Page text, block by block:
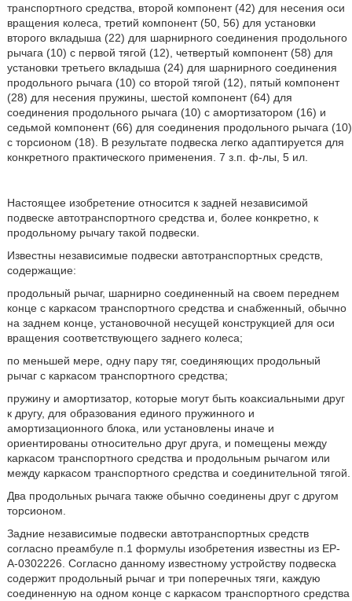
транспортного средства, второй компонент (42) для несения оси
вращения колеса, третий компонент (50, 56) для установки
второго вкладыша (22) для шарнирного соединения продольного
рычага (10) с первой тягой (12), четвертый компонент (58) для
установки третьего вкладыша (24) для шарнирного соединения
продольного рычага (10) со второй тягой (12), пятый компонент
(28) для несения пружины, шестой компонент (64) для
соединения продольного рычага (10) с амортизатором (16) и
седьмой компонент (66) для соединения продольного рычага (10)
с торсионом (18). В результате подвеска легко адаптируется для
конкретного практического применения. 7 з.п. ф-лы, 5 ил.
Настоящее изобретение относится к задней независимой
подвеске автотранспортного средства и, более конкретно, к
продольному рычагу такой подвески.
Известны независимые подвески автотранспортных средств,
содержащие:
продольный рычаг, шарнирно соединенный на своем переднем
конце с каркасом транспортного средства и снабженный, обычно
на заднем конце, установочной несущей конструкцией для оси
вращения соответствующего заднего колеса;
по меньшей мере, одну пару тяг, соединяющих продольный
рычаг с каркасом транспортного средства;
пружину и амортизатор, которые могут быть коаксиальными друг
к другу, для образования единого пружинного и
амортизационного блока, или установлены иначе и
ориентированы относительно друг друга, и помещены между
каркасом транспортного средства и продольным рычагом или
между каркасом транспортного средства и соединительной тягой.
Два продольных рычага также обычно соединены друг с другом
торсионом.
Задние независимые подвески автотранспортных средств
согласно преамбуле п.1 формулы изобретения известны из ЕР-
А-0302226. Согласно данному известному устройству подвеска
содержит продольный рычаг и три поперечных тяги, каждую
соединенную на одном конце с каркасом транспортного средства